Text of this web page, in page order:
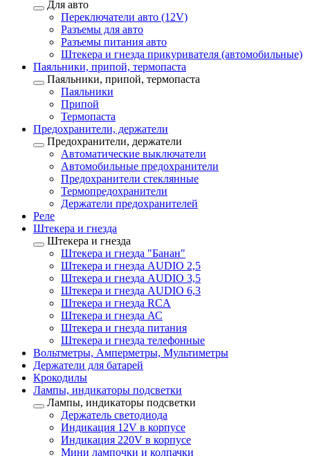
Для авто
Переключатели авто (12V)
Разъемы для авто
Разъемы питания авто
Штекера и гнезда прикуривателя (автомобильные)
Паяльники, припой, термопаста
Паяльники, припой, термопаста
Паяльники
Припой
Термопаста
Предохранители, держатели
Предохранители, держатели
Автоматические выключатели
Автомобильные предохранители
Предохранители стеклянные
Термопредохранители
Держатели предохранителей
Реле
Штекера и гнезда
Штекера и гнезда
Штекера и гнезда "Банан"
Штекера и гнезда AUDIO 2,5
Штекера и гнезда AUDIO 3,5
Штекера и гнезда AUDIO 6,3
Штекера и гнезда RCA
Штекера и гнезда АС
Штекера и гнезда питания
Штекера и гнезда телефонные
Вольтметры, Амперметры, Мультиметры
Держатели для батарей
Крокодилы
Лампы, индикаторы подсветки
Лампы, индикаторы подсветки
Держатель светодиода
Индикация 12V в корпусе
Индикация 220V в корпусе
Мини лампочки и колпачки